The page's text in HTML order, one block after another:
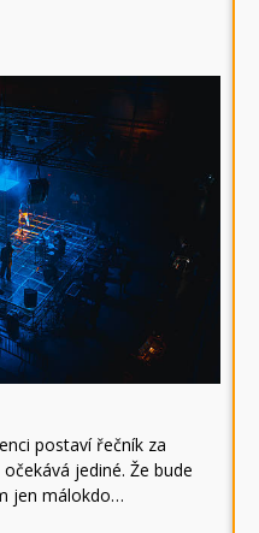
postaví řečník za
jediné. Že bude
jen málokdo…